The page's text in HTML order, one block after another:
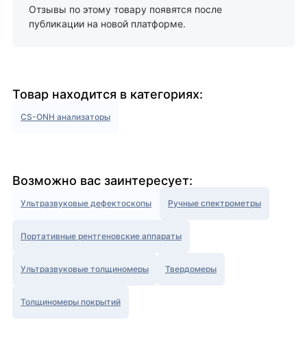
Отзывы по этому товару появятся после
публикации на новой платформе.
Товар находится в категориях:
CS-ONH анализаторы
Возможно вас заинтересует:
Ультразвуковые дефектоскопы Ручные спектрометры
Портативные рентгеновские аппараты
Ультразвуковые толщиномеры Твердомеры
Толщиномеры покрытий